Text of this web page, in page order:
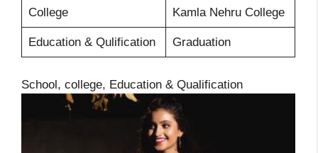
College Kamla Nehru College
Education & Qulification Graduation
School, college, Education & Qualification